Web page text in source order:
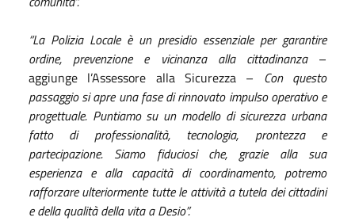
“La Polizia Locale è un presidio essenziale per garantire
ordine, prevenzione e vicinanza alla cittadinanza–
aggiunge l’Assessore alla Sicurezza – Con questo
passaggio si apre una fase di rinnovato impulso operativo e
progettuale. Puntiamo su un modello di sicurezza urbana
fatto di professionalità, tecnologia, prontezza e
partecipazione. Siamo fiduciosi che, grazie alla sua
esperienza e alla capacità di coordinamento, potremo
rafforzare ulteriormente tutte le attività a tutela dei cittadini
e della qualità della vita a Desio”.